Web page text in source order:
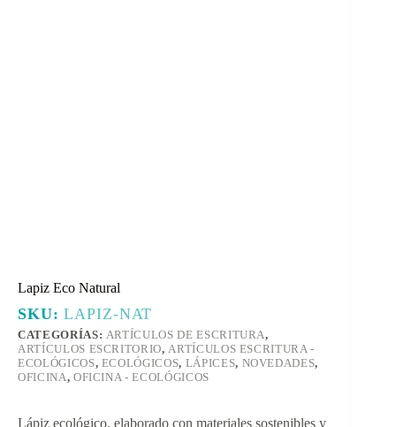
Lapiz Eco Natural
SKU:LAPIZ-NAT
CATEGORÍAS: ARTÍCULOS DE ESCRITURA,
ARTÍCULOS ESCRITORIO, ARTÍCULOS ESCRITURA -
ECOLÓGICOS, ECOLÓGICOS, LÁPICES, NOVEDADES,
OFICINA, OFICINA - ECOLÓGICOS
Lápiz ecológico, elaborado con materiales sostenibles y